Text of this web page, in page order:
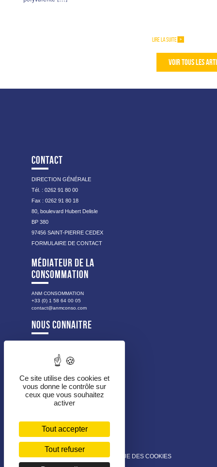
LIRE LA SUITE
VOIR TOUS LES
CONTACT
DIRECTION GÉNÉRALE
Tél. : 0262 91 80 00
Fax : 0262 91 80 18
80, boulevard Hubert Delisle
BP 380
97456 SAINT-PIERRE CEDEX
FORMULAIRE DE CONTACT
MÉDIATEUR DE LA
CONSOMMATION
ANM CONSOMMATION
+33 (0) 1 58 64 00 05
contact@anmconso.com
NOUS CONNAITRE
NOS VALEURS
LES PUBLICS ACCOMPAGNÉS
NOS MISSIONS
NOTRE ORGANISATION
NOS PARTENAIRES
MARCHÉS PUBLICS
LES OFFRES D’EMPLOIS
MENTIONS LÉGALES POLITIQUE DES COOKIES
Ce site utilise des cookies et
vous donne le contrôle sur
ceux que vous souhaitez
activer
Tout accepter
Tout refuser